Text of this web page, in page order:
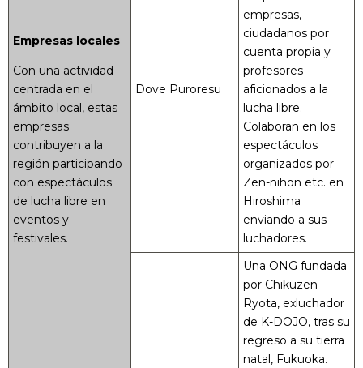
Empresas locales
Con una actividad
centrada en el
ámbito local, estas
empresas
contribuyen a la
región participando
con espectáculos
de lucha libre en
eventos y
festivales.
Dove Puroresu
empresas,
ciudadanos por
cuenta propia y
profesores
aficionados a la
lucha libre.
Colaboran en los
espectáculos
organizados por
Zen-nihon etc. en
Hiroshima
enviando a sus
luchadores.
Una ONG fundada
por Chikuzen
Ryota, exluchador
de K-DOJO, tras su
regreso a su tierra
natal, Fukuoka.